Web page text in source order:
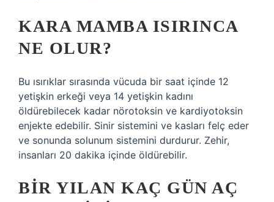
KARA MAMBA ISIRINCA
NE OLUR?
Bu ısırıklar sırasında vücuda bir saat içinde 12
yetişkin erkeği veya 14 yetişkin kadını
öldürebilecek kadar nörotoksin ve kardiyotoksin
enjekte edebilir. Sinir sistemini ve kasları felç eder
ve sonunda solunum sistemini durdurur. Zehir,
insanları 20 dakika içinde öldürebilir.
BIR YILAN KAÇ GÜN AÇ